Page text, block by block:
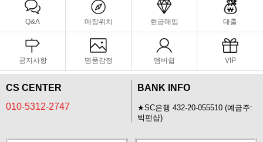
Q&A 매장위치 현금매입 대출
공지사항 명품감정 멤버쉽 VIP
CS CENTER
010-5312-2747
BANK INFO
★SC은행 432-20-055510 (예금주:
빅펀샵)